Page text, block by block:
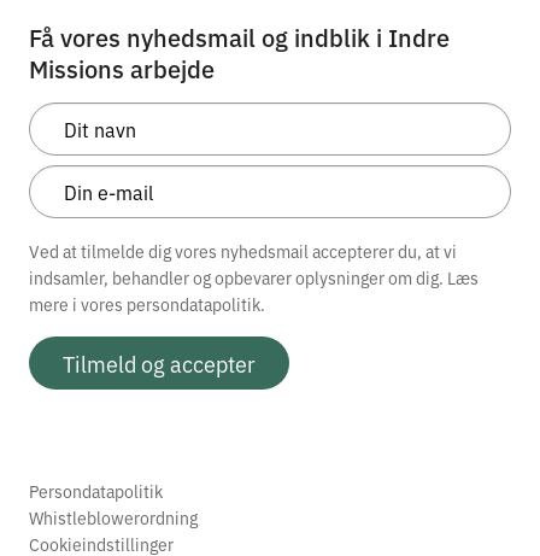
Få vores nyhedsmail og indblik i Indre
Missions arbejde
Ved at tilmelde dig vores nyhedsmail accepterer du, at vi
indsamler, behandler og opbevarer oplysninger om dig. Læs
mere i vores persondatapolitik.
Tilmeld og accepter
Persondatapolitik
Whistleblowerordning
Cookieindstillinger